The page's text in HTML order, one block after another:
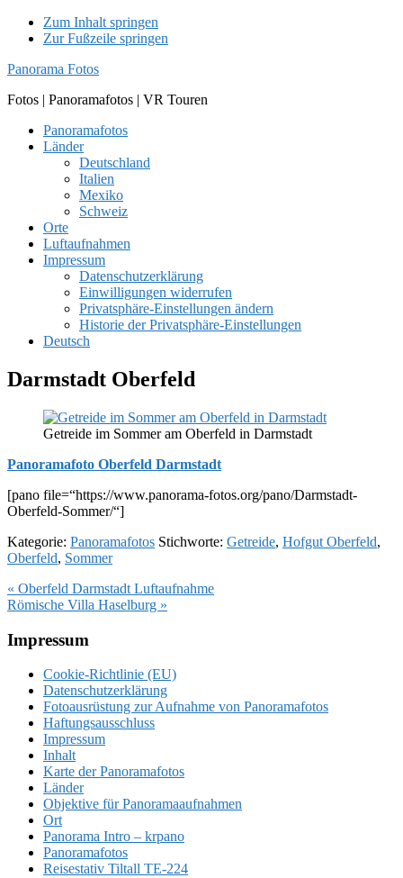
Zum Inhalt springen
Zur Fußzeile springen
Panorama Fotos
Fotos | Panoramafotos | VR Touren
Panoramafotos
Länder
Deutschland
Italien
Mexiko
Schweiz
Orte
Luftaufnahmen
Impressum
Datenschutzerklärung
Einwilligungen widerrufen
Privatsphäre-Einstellungen ändern
Historie der Privatsphäre-Einstellungen
Deutsch
Darmstadt Oberfeld
Getreide im Sommer am Oberfeld in Darmstadt
Panoramafoto Oberfeld Darmstadt
[pano file=“https://www.panorama-fotos.org/pano/Darmstadt-
Oberfeld-Sommer/“]
Kategorie: Panoramafotos Stichworte: Getreide, Hofgut Oberfeld,
Oberfeld, Sommer
Vorheriger
Beitrag:
« Oberfeld Darmstadt Luftaufnahme
Nächster
Römische Villa Haselburg »
Footer
Impressum
Cookie-Richtlinie (EU)
Datenschutzerklärung
Fotoausrüstung zur Aufnahme von Panoramafotos
Haftungsausschluss
Impressum
Inhalt
Karte der Panoramafotos
Länder
Objektive für Panoramaaufnahmen
Ort
Panorama Intro – krpano
Panoramafotos
Reisestativ Tiltall TE-224